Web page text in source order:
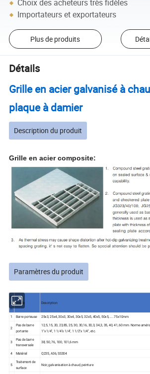
Choix des acheteurs très fidèles
Importateurs et exportateurs
Plus de produits
Détails
Grille en acier galvanisé à
plaque à damier
Description du produit
Grille en acier composite:
Paramètres du produit
N
o
n
Article Description
1 Barre porteuse 25x3, 25x4, 30x3, 30x4, 30x5, 32x5, 40x5, 50x5,.....75x10mm
2
Pas de barre
portante
12,5, 15, 20, 23,85, 25, 30, 30,16, 30,3, 34,3, 35, 40, 41, 60 mm. Norme
1"x 1/4", 1 1/4"x 1/4", 1 1/2"x 1/4", etc.
3
Pas de barre
transversale
38, 50, 76, 100, 101,6 mm
4 Matériel Q235, A36, SS304
5
Traitement de
surface
Noir, galvanisation à chaud, peinture